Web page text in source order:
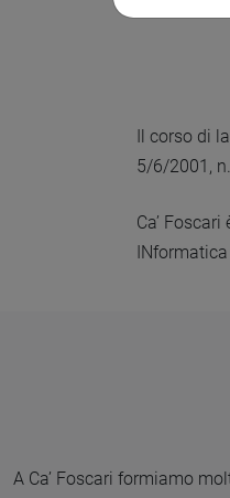
Il corso di
5/6/2001,
Ca’
A Ca’ Foscari formiamo